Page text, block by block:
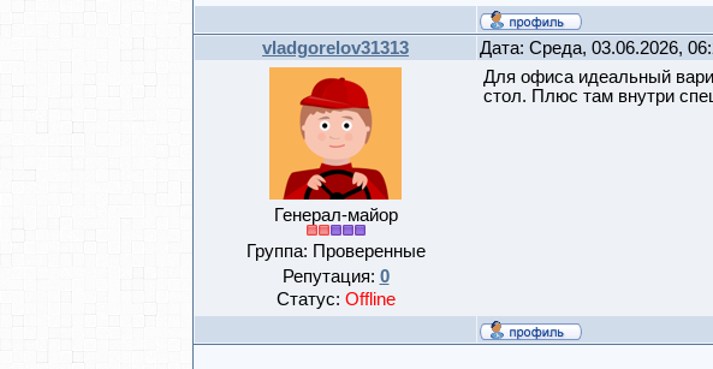
vladgorelov31313 Дата: Среда, 03.06.2026,
Генерал-майор
Группа: Проверенные
Репутация: 0
Статус: Offline
Для офиса идеальный
стол. Плюс там внутри